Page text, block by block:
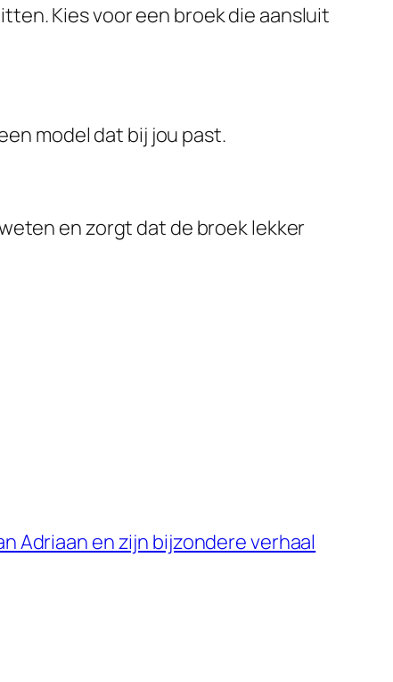
Kies voor een broek die aansluit
model dat bij jou past.
en zorgt dat de broek lekker
Adriaan en zijn bijzondere verhaal